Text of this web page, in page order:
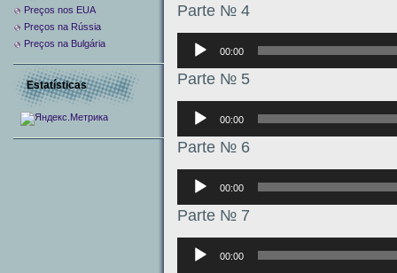
Parte № 4
Аудиоплеер
00:00
Parte № 5
Аудиоплеер
00:00
Parte № 6
Аудиоплеер
00:00
Parte № 7
Аудиоплеер
00:00
Preços nos EUA
Preços na Rússia
Preços na Bulgária
Estatísticas